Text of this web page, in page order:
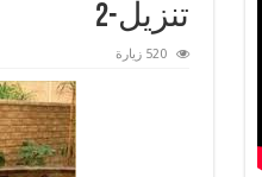
تنزيل-2
520 زيارة